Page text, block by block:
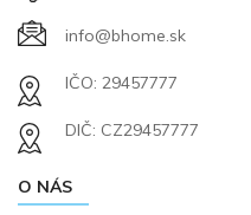
info@bhome.sk
IČO: 29457777
DIČ: CZ29457777
O NÁS